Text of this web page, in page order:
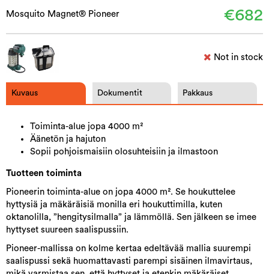
Mosquito Magnet® Pioneer €682
Not in stock
Kuvaus Dokumentit Pakkaus
Toiminta-alue jopa 4000 m²
Äänetön ja hajuton
Sopii pohjoismaisiin olosuhteisiin ja ilmastoon
Tuotteen toiminta
Pioneerin toiminta-alue on jopa 4000 m². Se houkuttelee
hyttysiä ja mäkäräisiä monilla eri houkuttimilla, kuten
oktanolilla, ”hengitysilmalla” ja lämmöllä. Sen jälkeen se imee
hyttyset suureen saalispussiin.
Pioneer-mallissa on kolme kertaa edeltävää mallia suurempi
saalispussi sekä huomattavasti parempi sisäinen ilmavirtaus,